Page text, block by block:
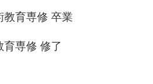
教育専修 卒業
育専修 修了